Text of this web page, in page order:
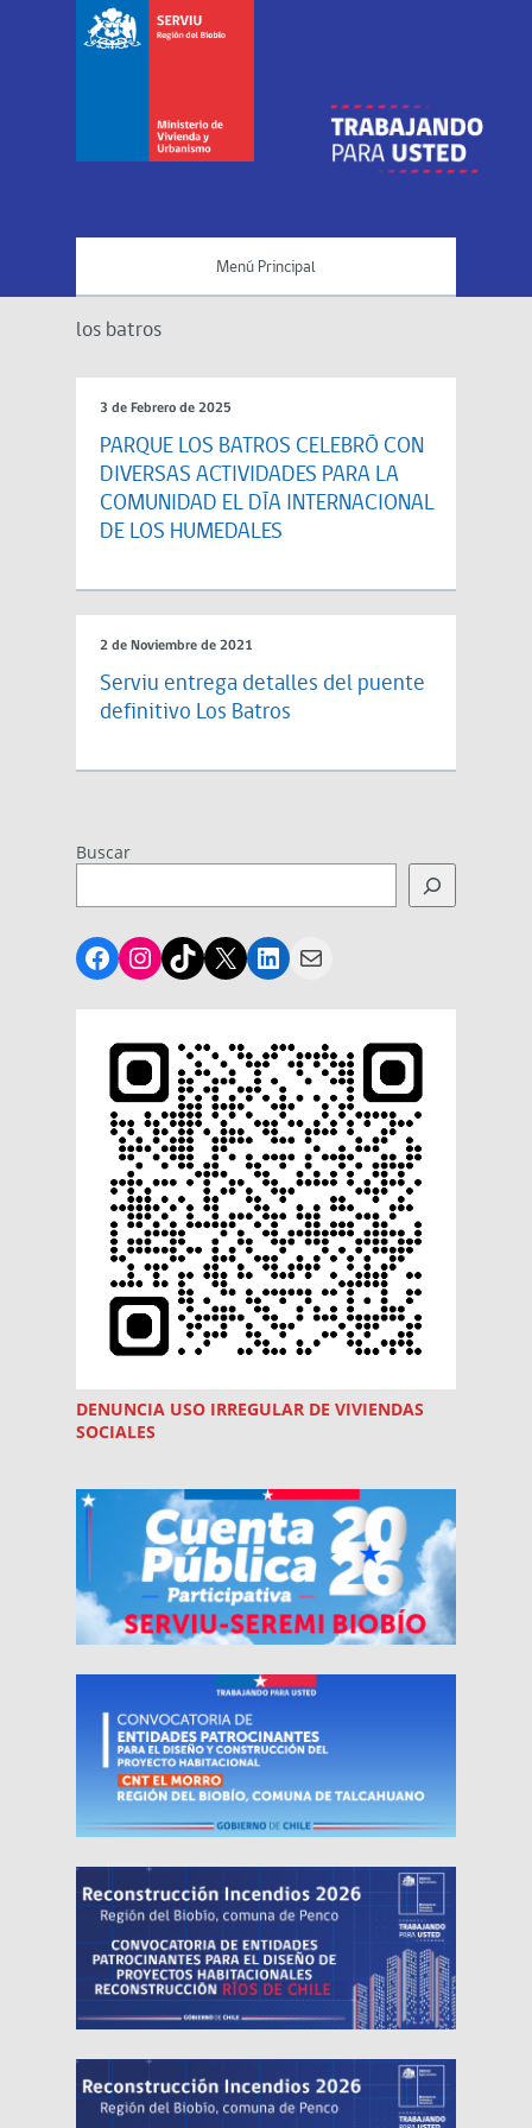
Menú Principal
los batros
3 de Febrero de 2025
PARQUE LOS BATROS CELEBRÓ CON
DIVERSAS ACTIVIDADES PARA LA
COMUNIDAD EL DÍA INTERNACIONAL
DE LOS HUMEDALES
2 de Noviembre de 2021
Serviu entrega detalles del puente
definitivo Los Batros
Buscar
Facebook
Instagram
TikTok
X LinkedIn
Mail
DENUNCIA USO IRREGULAR DE VIVIENDAS
SOCIALES